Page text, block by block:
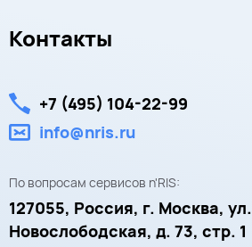
Контакты
+7 (495) 104-22-99
info@nris.ru
По вопросам сервисов n'RIS:
127055, Россия, г. Москва, ул.
Новослободская, д. 73, стр. 1